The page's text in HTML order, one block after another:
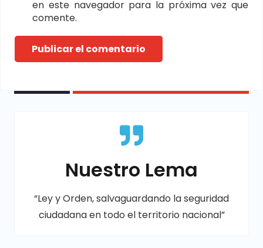
en este navegador para la próxima vez que
comente.
Publicar el comentario
Nuestro Lema
“Ley y Orden, salvaguardando la seguridad
ciudadana en todo el territorio nacional”